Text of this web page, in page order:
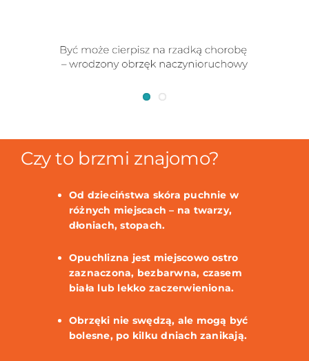
Czy to brzmi znajomo?
Od dzieciństwa skóra puchnie w
różnych miejscach – na twarzy,
dłoniach, stopach.
Opuchlizna jest miejscowo ostro
zaznaczona, bezbarwna, czasem
biała lub lekko zaczerwieniona.
Obrzęki nie swędzą, ale mogą być
bolesne, po kilku dniach zanikają.